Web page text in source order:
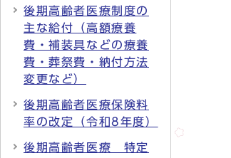
後期高齢者医療制度の
主な給付（高額療養
費・補装具などの療養
費・葬祭費・納付方法
変更など）
後期高齢者医療保険料
率の改定（令和8年度）
後期高齢者医療 特定